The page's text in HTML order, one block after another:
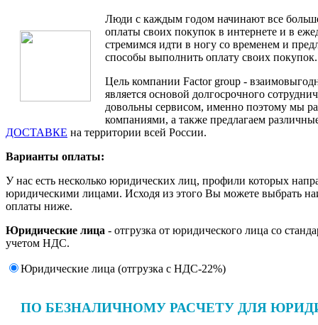
Люди с каждым годом начинают все
оплаты своих покупок в интернете и в
стремимся идти в ногу со временем и
способы выполнить оплату своих покупок.
Цель компании Factor group -
является основой долгосрочного
довольны сервисом, именно поэтому мы
компаниями, а также предлагаем
ДОСТАВКЕ на территории всей России.
Варианты оплаты:
У нас есть несколько юридических лиц, профили которых
юридическими лицами. Исходя из этого Вы можете выбрать
оплаты ниже.
Юридические лица - отгрузка от юридического лица со
учетом НДС.
Юридические лица (отгрузка c НДС-22%)
ПО БЕЗНАЛИЧНОМУ РАСЧЕТУ ДЛЯ